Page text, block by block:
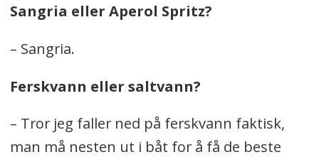
Sangria eller Aperol Spritz?
– Sangria.
Ferskvann eller saltvann?
– Tror jeg faller ned på ferskvann faktisk,
man må nesten ut i båt for å få de beste